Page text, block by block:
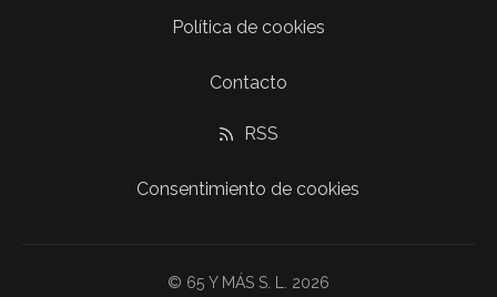
Política de cookies
Contacto
RSS
Consentimiento de cookies
© 65 Y MÁS S. L. 2026